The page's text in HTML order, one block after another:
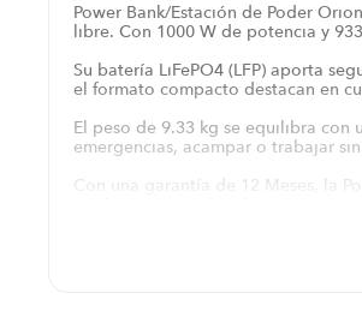
Power Bank/Estación de Poder
libre. Con 1000 W de potencia y
Su batería LiFePO4 (LFP) aporta
el formato compacto destacan en
El peso de 9.33 kg se equilibra
emergencias, acampar o trabajar
Con una garantía de 12 Meses, la
En escenarios móviles, la